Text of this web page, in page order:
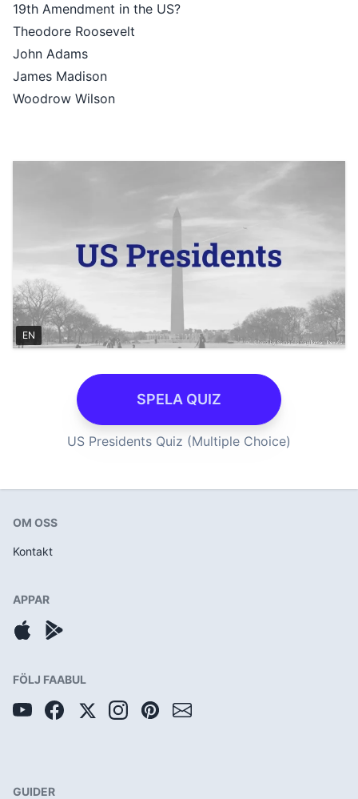
19th Amendment in the US?
Theodore Roosevelt
John Adams
James Madison
Woodrow Wilson
EN
SPELA QUIZ
US Presidents Quiz (Multiple Choice)
OM OSS
Kontakt
APPAR
FÖLJ FAABUL
GUIDER